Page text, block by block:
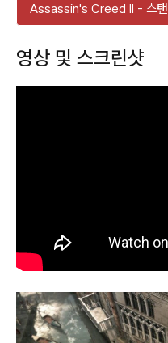
Assassin's Creed II - 스탠
영상 및 스크린샷